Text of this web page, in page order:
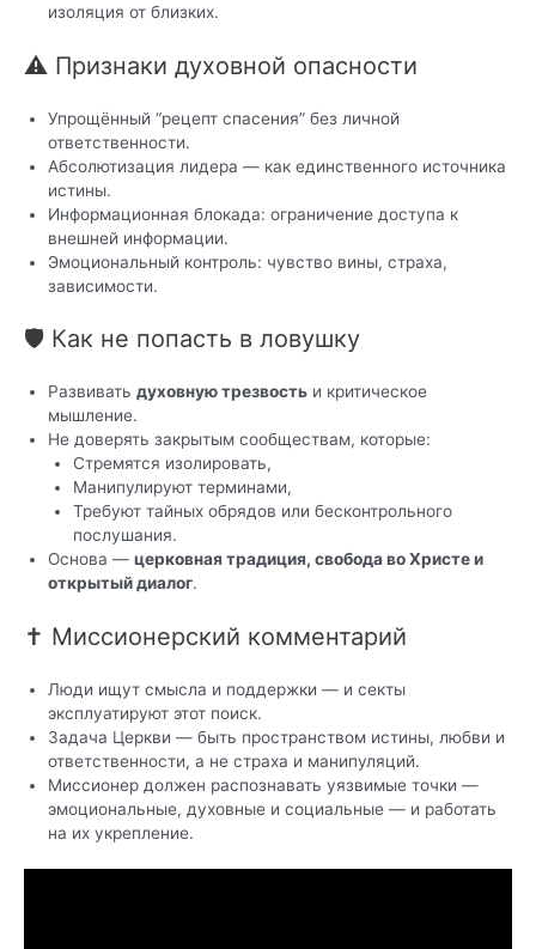
изоляция от близких.
⚠️ Признаки духовной опасности
Упрощённый “рецепт спасения” без личной
ответственности.
Абсолютизация лидера — как единственного источника
истины.
Информационная блокада: ограничение доступа к
внешней информации.
Эмоциональный контроль: чувство вины, страха,
зависимости.
🛡 Как не попасть в ловушку
Развивать духовную трезвость и критическое
мышление.
Не доверять закрытым сообществам, которые:
Стремятся изолировать,
Манипулируют терминами,
Требуют тайных обрядов или бесконтрольного
послушания.
Основа — церковная традиция, свобода во Христе и
открытый диалог.
✝️ Миссионерский комментарий
Люди ищут смысла и поддержки — и секты
эксплуатируют этот поиск.
Задача Церкви — быть пространством истины, любви и
ответственности, а не страха и манипуляций.
Миссионер должен распознавать уязвимые точки —
эмоциональные, духовные и социальные — и работать
на их укрепление.